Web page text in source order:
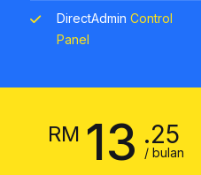
DirectAdminControl
Panel
RM 13 .25
/ bulan